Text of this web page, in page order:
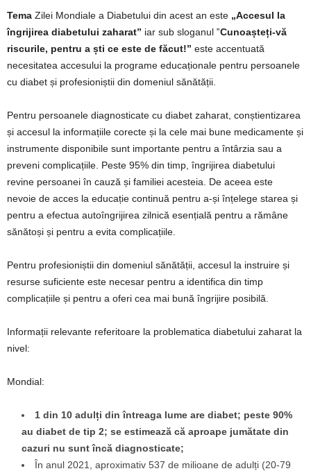
Tema Zilei Mondiale a Diabetului din acest an este „Accesul la
îngrijirea diabetului zaharat” iar sub sloganul ‟Cunoașteți-vă
riscurile, pentru a ști ce este de făcut!” este accentuată
necesitatea accesului la programe educaționale pentru persoanele
cu diabet și profesioniștii din domeniul sănătății.
Pentru persoanele diagnosticate cu diabet zaharat, conștientizarea
și accesul la informațiile corecte și la cele mai bune medicamente și
instrumente disponibile sunt importante pentru a întârzia sau a
preveni complicațiile. Peste 95% din timp, îngrijirea diabetului
revine persoanei în cauză și familiei acesteia. De aceea este
nevoie de acces la educație continuă pentru a-și înțelege starea și
pentru a efectua autoîngrijirea zilnică esențială pentru a rămâne
sănătoși și pentru a evita complicațiile.
Pentru profesioniștii din domeniul sănătății, accesul la instruire și
resurse suficiente este necesar pentru a identifica din timp
complicațiile și pentru a oferi cea mai bună îngrijire posibilă.
Informații relevante referitoare la problematica diabetului zaharat la
nivel:
Mondial:
1 din 10 adulți din întreaga lume are diabet; peste 90%
au diabet de tip 2; se estimează că aproape jumătate din
cazuri nu sunt încă diagnosticate;
În anul 2021, aproximativ 537 de milioane de adulți (20-79